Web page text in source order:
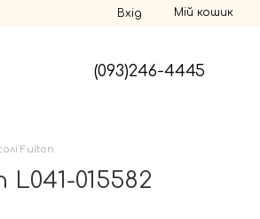
Вхід Мій кошик
(093)246-4445
Fulton
015582